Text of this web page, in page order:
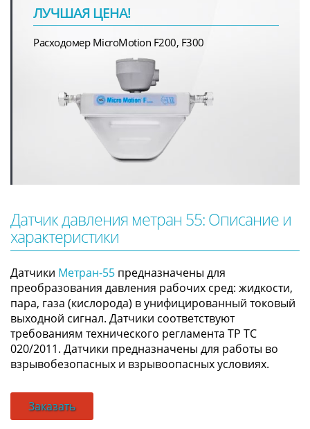
ЛУЧШАЯ ЦЕНА!
Расходомер MicroMotion F200, F300
Датчик давления метран 55: Описание и
характеристики
Датчики Метран-55 предназначены для
преобразования давления рабочих сред: жидкости,
пара, газа (кислорода) в унифицированный токовый
выходной сигнал. Датчики соответствуют
требованиям технического регламента ТР ТС
020/2011. Датчики предназначены для работы во
взрывобезопасных и взрывоопасных условиях.
Заказать